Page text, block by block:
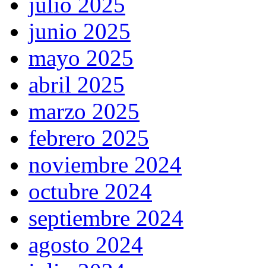
junio 2025
mayo 2025
abril 2025
marzo 2025
febrero 2025
noviembre 2024
octubre 2024
septiembre 2024
agosto 2024